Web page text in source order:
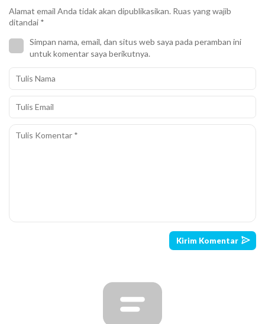
Alamat email Anda tidak akan dipublikasikan. Ruas yang wajib
ditandai *
Simpan nama, email, dan situs web saya pada peramban ini
untuk komentar saya berikutnya.